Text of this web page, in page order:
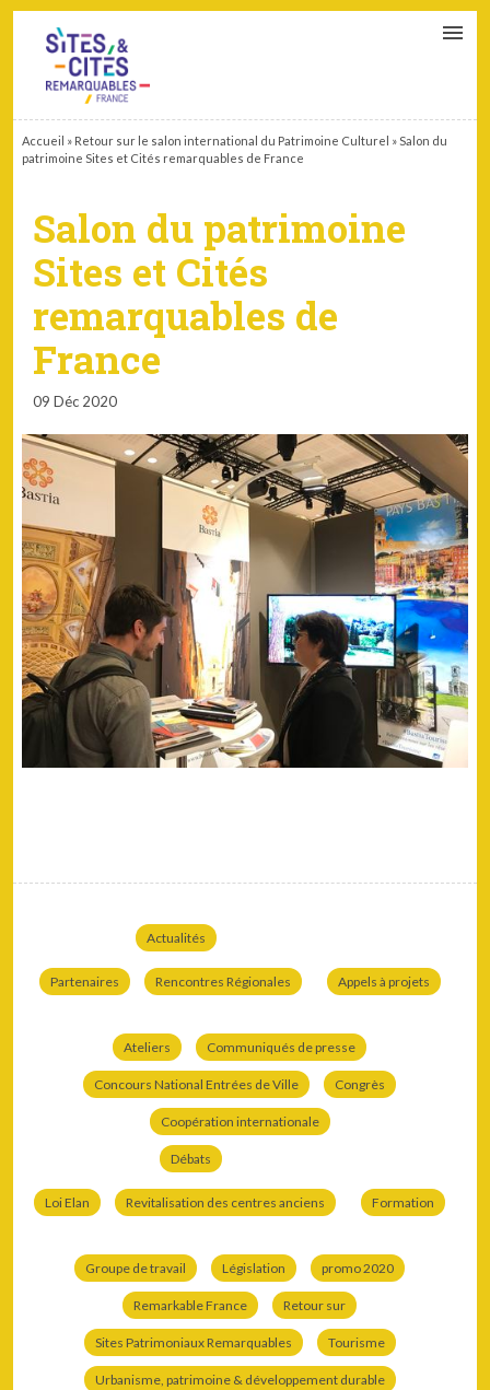
Accueil » Retour sur le salon international du Patrimoine Culturel » Salon du
patrimoine Sites et Cités remarquables de France
Salon du patrimoine
Sites et Cités
remarquables de
France
09 Déc 2020
Actualités
Partenaires Rencontres Régionales Appels à projets
Ateliers Communiqués de presse
Concours National Entrées de Ville Congrès
Coopération internationale
Débats
Loi Elan Revitalisation des centres anciens Formation
Groupe de travail Législation promo 2020
Remarkable France Retour sur
Sites Patrimoniaux Remarquables Tourisme
Urbanisme, patrimoine & développement durable